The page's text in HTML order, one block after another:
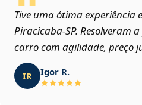
Tive uma ótima experiência
Piracicaba‑SP. Resolveram
carro com agilidade, preço
IR Igor R.